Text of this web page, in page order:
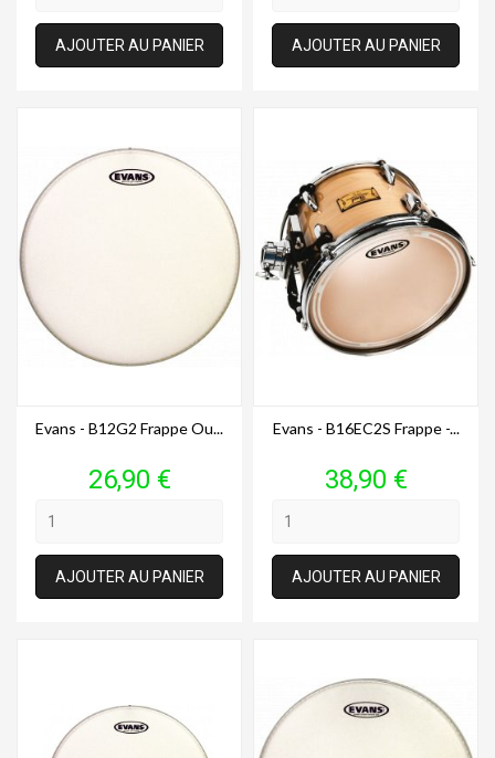
AJOUTER AU PANIER AJOUTER AU PANIER
Evans - B12G2 Frappe Ou...
Prix
26,90 €
AJOUTER AU PANIER
Evans - B16EC2S Frappe -...
Prix
38,90 €
AJOUTER AU PANIER